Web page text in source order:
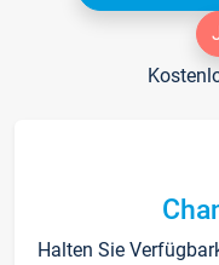
Halten Sie